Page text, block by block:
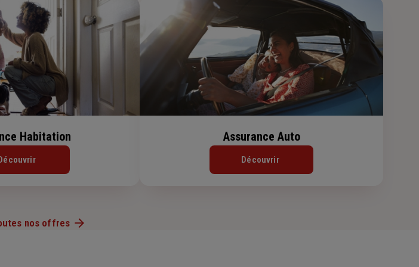
Habitation Assurance Auto
Découvrir
nos offres